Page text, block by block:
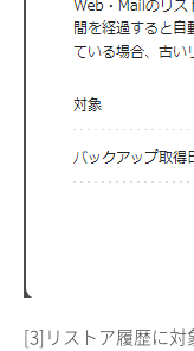
[3]リストア履歴に